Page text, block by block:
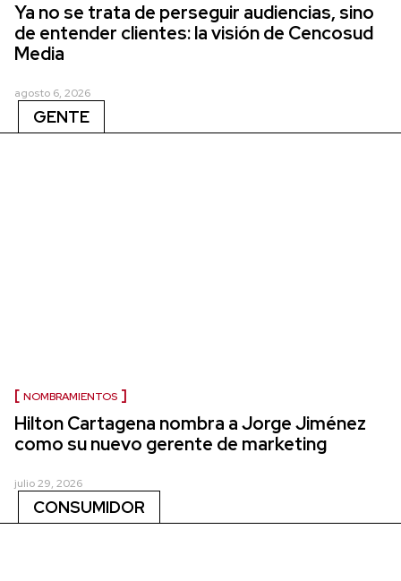
Ya no se trata de perseguir audiencias, sino
de entender clientes: la visión de Cencosud
Media
agosto 6, 2026
GENTE
NOMBRAMIENTOS
Hilton Cartagena nombra a Jorge Jiménez
como su nuevo gerente de marketing
julio 29, 2026
CONSUMIDOR